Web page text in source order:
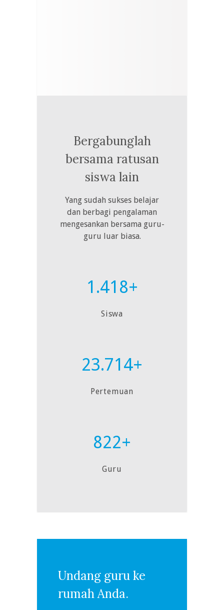
Bergabunglah
bersama ratusan
siswa lain
Yang sudah sukses belajar
dan berbagi pengalaman
mengesankan bersama guru-
guru luar biasa.
1.418+
Siswa
23.714+
Pertemuan
822+
Guru
Undang guru ke
rumah Anda.